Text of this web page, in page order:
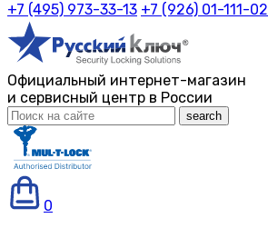
+7 (495) 973-33-13 +7 (926) 01-111-02
Официальный интернет-магазин
и сервисный центр в России
0